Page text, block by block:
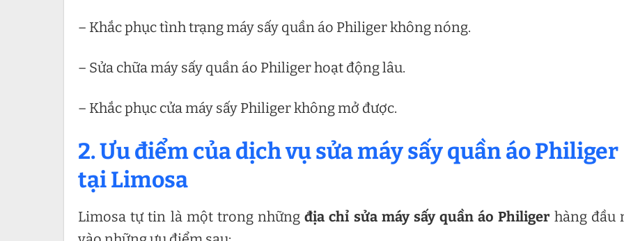
– Khắc phục tình trạng máy sấy quần áo Philiger không nóng.
– Sửa chữa máy sấy quần áo Philiger hoạt động lâu.
– Khắc phục cửa máy sấy Philiger không mở được.
2. Ưu điểm của dịch vụ sửa máy sấy quần áo Philiger
tại Limosa
Limosa tự tin là một trong nhữngđịa chỉ sửa máy sấy quần áo Philiger hàng đầu